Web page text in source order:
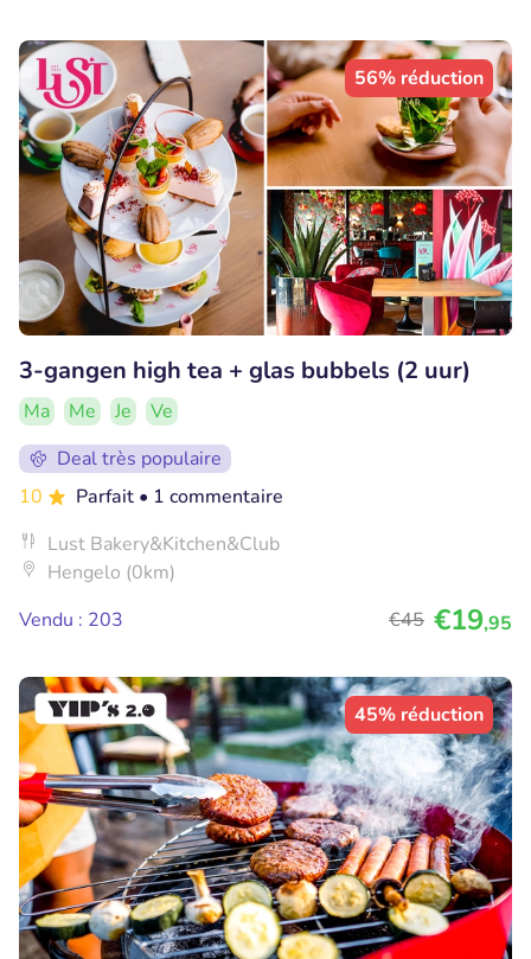
56% réduction
3-gangen high tea + glas bubbels (2 uur)
Ma Me Je
Ve
Deal très populaire
10
Parfait • 1 commentaire
Lust Bakery&Kitchen&Club
Hengelo (0km)
Vendu : 203
€45 €19,95
45% réduction